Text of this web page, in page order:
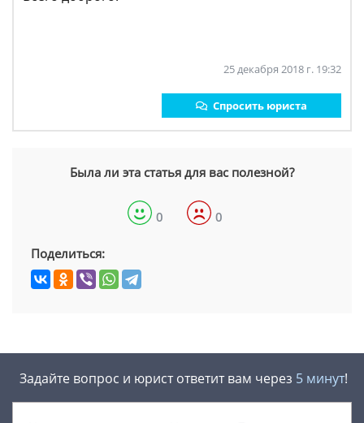
25 декабря 2018 г. 19:32
Спросить юриста
Была ли эта статья для вас полезной?
0 0
Поделиться:
Задайте вопрос и юрист ответит вам через 5 минут!